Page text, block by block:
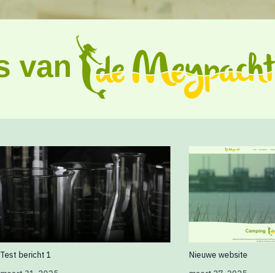
van
Test bericht 1
Nieuwe website
website